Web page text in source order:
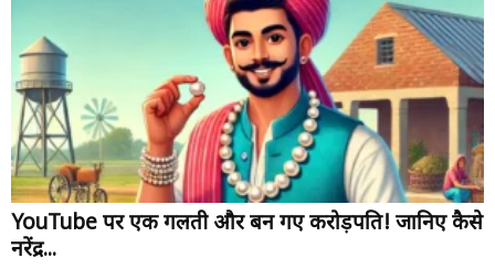
YouTube पर एक गलती और बन गए करोड़पति! जानिए कैसे
नरेंद्र...